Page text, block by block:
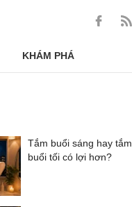
KHÁM PHÁ
Tắm buổi sáng hay tắm
buổi tối có lợi hơn?